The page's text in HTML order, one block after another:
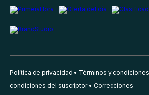
Política de privacidad Términos y condiciones
condiciones del suscriptor
Correcciones